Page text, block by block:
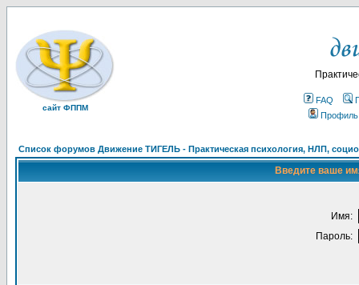
сайт ФППМ
FAQ
Профиль
Список форумов Движение ТИГЕЛЬ - Практическая психология, НЛП,
Введите ваше
Имя:
Пароль: